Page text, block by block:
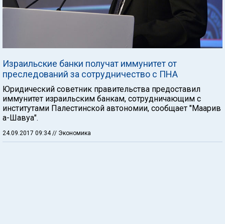
Израильские банки получат иммунитет от
преследований за сотрудничество с ПНА
Юридический советник правительства предоставил
иммунитет израильским банкам, сотрудничающим с
институтами Палестинской автономии, сообщает "Маарив
а-Шавуа".
24.09.2017 09:34// Экономика